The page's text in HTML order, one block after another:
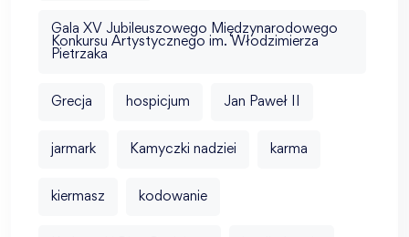
Gala XV Jubileuszowego Międzynarodowego
Konkursu Artystycznego im. Włodzimierza
Pietrzaka
Grecja hospicjum Jan Paweł II
jarmark Kamyczki nadziei karma
kiermasz kodowanie